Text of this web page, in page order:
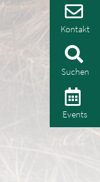
Kontakt
Suchen
Events